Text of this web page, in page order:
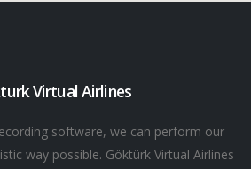
Virtual Airlines
software, we can perform our
way possible. Göktürk Virtual Airlines